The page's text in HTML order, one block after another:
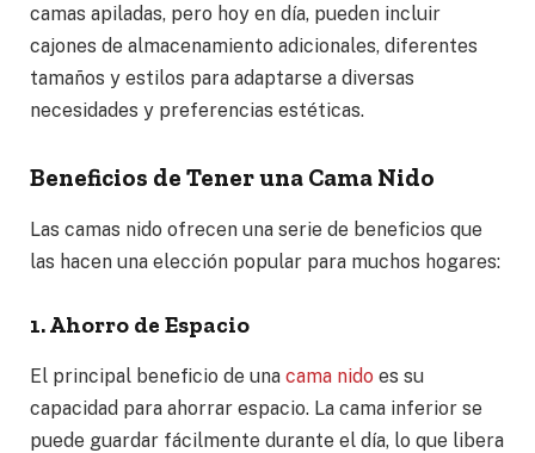
camas apiladas, pero hoy en día, pueden incluir
cajones de almacenamiento adicionales, diferentes
tamaños y estilos para adaptarse a diversas
necesidades y preferencias estéticas.
Beneficios de Tener una Cama Nido
Las camas nido ofrecen una serie de beneficios que
las hacen una elección popular para muchos hogares:
1. Ahorro de Espacio
El principal beneficio de una cama nido es su
capacidad para ahorrar espacio. La cama inferior se
puede guardar fácilmente durante el día, lo que libera